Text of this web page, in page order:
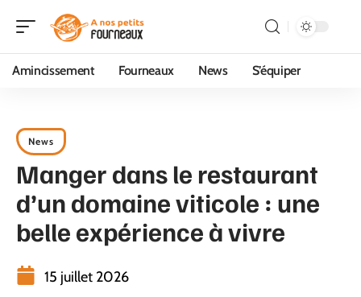
Amincissement Fourneaux News S’équiper
News
Manger dans le restaurant
d’un domaine viticole : une
belle expérience à vivre
15 juillet 2026